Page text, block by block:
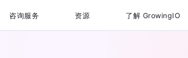
咨询服务 资源 了解 GrowingIO